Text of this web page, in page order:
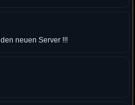
neuen Server !!!